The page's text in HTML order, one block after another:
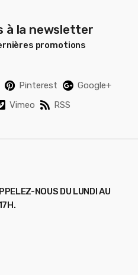
à la newsletter
promotions
Pinterest
Google+
Vimeo RSS
NOUS DU LUNDI AU